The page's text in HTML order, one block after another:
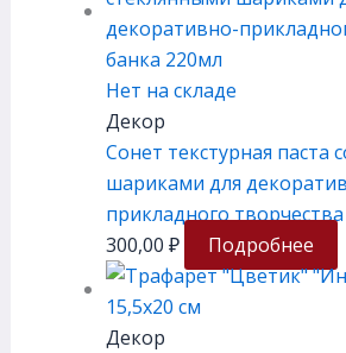
Нет на складе
Декор
Сонет текстурная паста
шариками для
прикладного
300,00 ₽ Подробнее
Декор